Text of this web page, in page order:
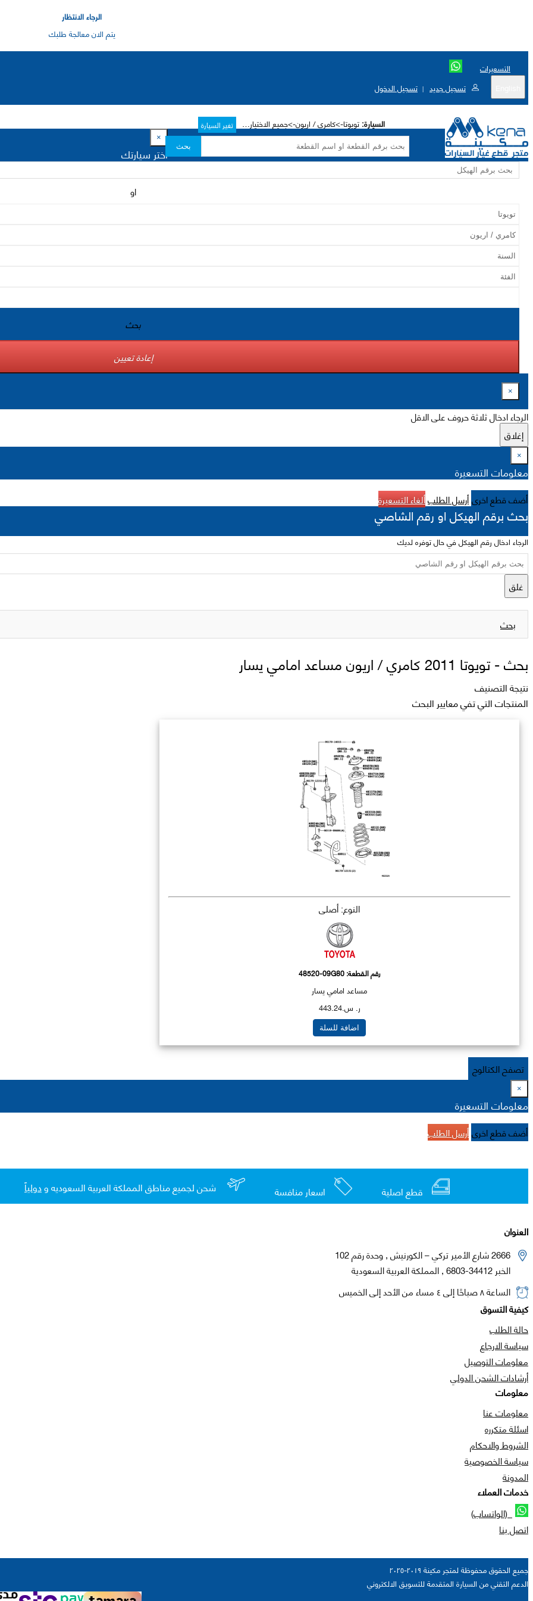
الرجاء الانتظار
يتم الان معالجة طلبك
التسعيرات
تسجيل جديد | تسجيل الدخول
السيارة: تويوتا->كامري / اريون->جميع الاختيارات-> تغير السيارة
بحث
×
اختر سيارتك
او
بحث
إعادة تعيين
×
الرجاء ادخال ثلاثة حروف على الاقل
إغلاق
×
معلومات التسعيرة
أضف قطع اخرىأرسل الطلبألغاء التسعيرة
بحث برقم الهيكل او رقم الشاصي
الرجاء ادخال رقم الهيكل في حال توفره لديك
غلق
بحث
بحث -تويوتا 2011 كامري / اريون مساعد امامي يسار
نتيجة التصنيف
المنتجات التي تفي معايير البحث
النوع: أصلي
رقم القطعة:48520-09G80
مساعد امامي يسار
ر. س.443.24
اضافة للسلة
تصفح الكتالوج
×
معلومات التسعيرة
أضف قطع اخرىأرسل الطلب
قطع اصلية اسعار منافسة شحن لجميع مناطق المملكة العربية السعوديه ودولياً
العنوان
2666 شارع الأمير تركي – الكورنيش , وحدة رقم 102
الخبر 34412-6803 , المملكة العربية السعودية
الساعة ٨ صباحًا إلى ٤ مساء من الأحد إلى الخميس
كيفية التسوق
حالة الطلب
سياسة الارجاع
معلومات التوصيل
أرشادات الشحن الدولي
معلومات
معلومات عنا
اسئلة متكرره
الشروط والاحكام
سياسة الخصوصية
المدونة
خدمات العملاء
(الواتساب)
اتصل بنا
جميع الحقوق محفوظة لمتجر مكينة ٢٠١٩-٢٠٢٥
الدعم التقني من السيارة المتقدمة للتسويق الالكتروني